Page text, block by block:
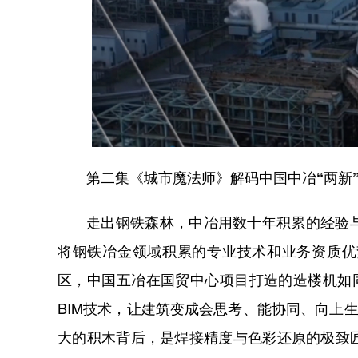
第二集《城市魔法师》解码中国中冶“两新
走出钢铁森林，中冶用数十年积累的经
将钢铁冶金领域积累的专业技术和业务资质
区，中国五冶在国贸中心项目打造的造楼机
BIM技术，让建筑变成会思考、能协同、向上
大的积木背后，是焊接精度与色彩还原的极